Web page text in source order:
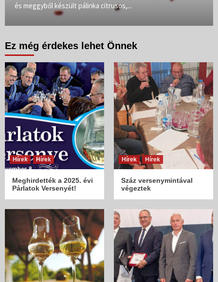
és meggyből készült pálinka citrusos,...
Ez még érdekes lehet Önnek
Hírek Hírek
Meghirdették a 2025. évi
Párlatok Versenyét!
Hírek Hírek
Száz versenymintával
végeztek